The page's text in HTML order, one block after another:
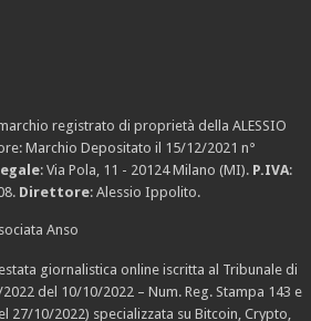
registrato di proprietà della ALESSIO
Marchio Depositato il 15/12/2021 n°
: Via Pola, 11 - 20124 Milano (MI). P.IVA:
Direttore: Alessio Ippolito.
Anso
giornalistica online iscritta al Tribunale di
del 10/10/2022 – Num. Reg. Stampa 143 e
27/10/2022) specializzata su Bitcoin, Crypto,